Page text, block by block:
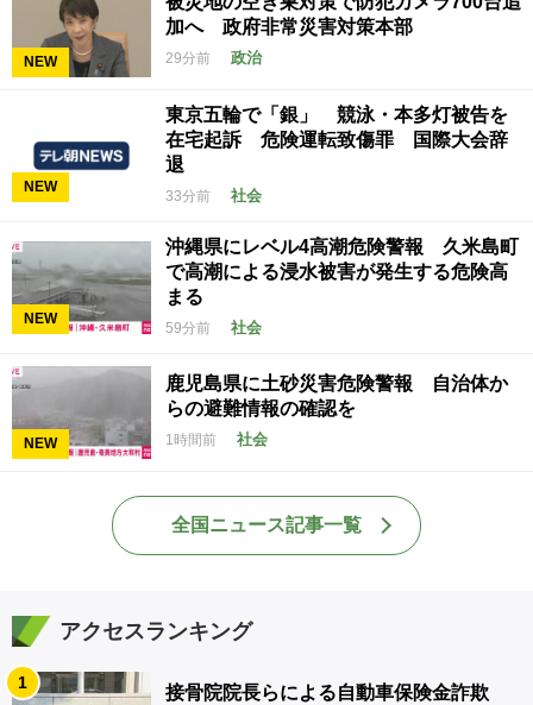
NEW
加へ 政府非常災害対策本部
29分前 政治
NEW
東京五輪で「銀」 競泳・本多灯被告を
在宅起訴 危険運転致傷罪 国際大会辞
退
33分前 社会
NEW
沖縄県にレベル4高潮危険警報 久米島町
で高潮による浸水被害が発生する危険高
まる
59分前 社会
NEW
鹿児島県に土砂災害危険警報 自治体か
らの避難情報の確認を
1時間前 社会
全国ニュース記事一覧
アクセスランキング
1
接骨院院長らによる自動車保険金詐欺